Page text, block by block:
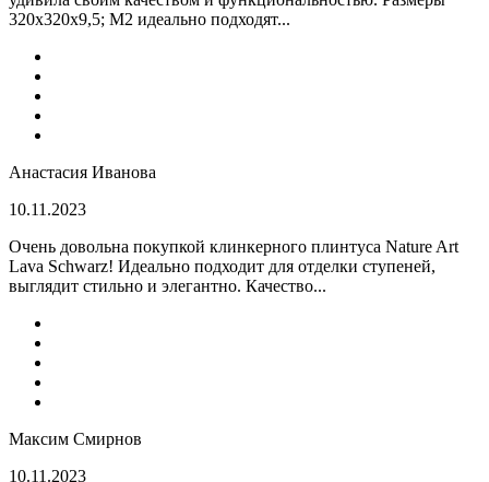
320x320x9,5; M2 идеально подходят...
Анастасия Иванова
10.11.2023
Очень довольна покупкой клинкерного плинтуса Nature Art
Lava Schwarz! Идеально подходит для отделки ступеней,
выглядит стильно и элегантно. Качество...
Максим Смирнов
10.11.2023